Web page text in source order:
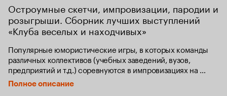
Остроумные скетчи, импровизации, пародии и
розыгрыши. Сборник лучших выступлений
«Клуба веселых и находчивых»
Популярные юмористические игры, в которых команды
различных коллективов (учебных заведений, вузов,
предприятий и т.д.) соревнуются в импровизациях на
заданные темы, разыгрывании заранее заготовленных
сцен, остроумных ответах на вопросы и т.д.
Полное описание